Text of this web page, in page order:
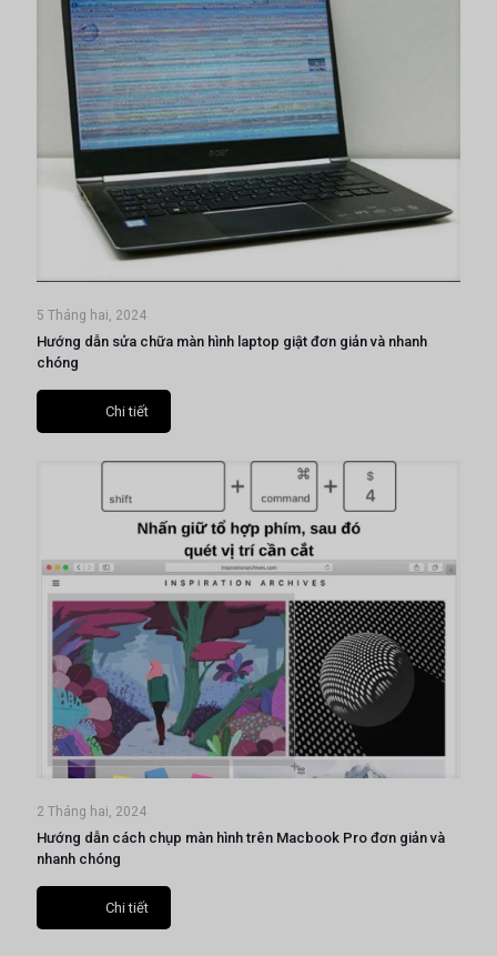
5 Tháng hai, 2024
Hướng dẫn sửa chữa màn hình laptop giật đơn giản và nhanh
chóng
Chi tiết
2 Tháng hai, 2024
Hướng dẫn cách chụp màn hình trên Macbook Pro đơn giản và
nhanh chóng
Chi tiết